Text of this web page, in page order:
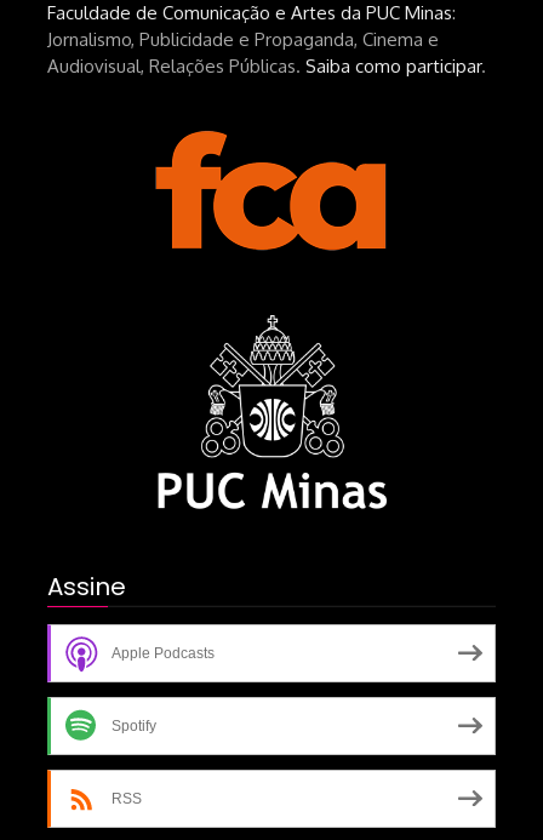
Faculdade de Comunicação e Artes da PUC Minas:
Jornalismo, Publicidade e Propaganda, Cinema e
Audiovisual, Relações Públicas. Saiba como participar.
Assine
Apple Podcasts
Spotify
RSS